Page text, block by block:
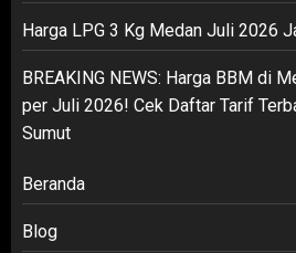
Harga LPG 3 Kg Medan Juli 2026
BREAKING NEWS: Harga BBM di
per Juli 2026! Cek Daftar Tarif
Sumut
Beranda
Blog